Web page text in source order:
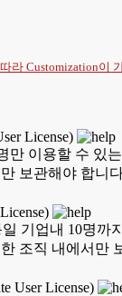
라 Customization이
License)
만 이용할 수 있
보관해야 합니
기업내 10명까
조직 내에서만
User License)